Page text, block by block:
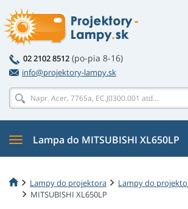
02 2102 8512 (po-pia 8-16)
info@projektory-lampy.sk
Lampa do MITSUBISHI XL650LP
Lampy do projektora
Lampy do
MITSUBISHI XL650LP